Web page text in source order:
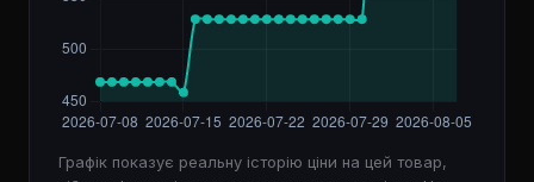
Графік показує реальну історію ціни на цей товар,